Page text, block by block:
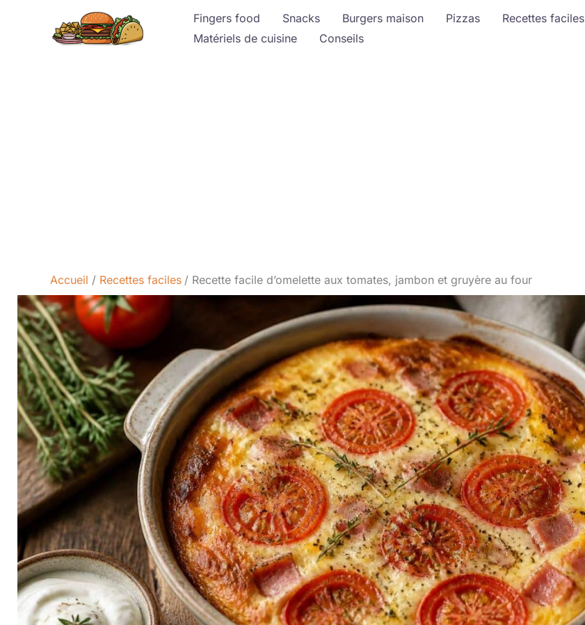
Fingers food Snacks Burgers maison Pizzas Recettes faciles
Matériels de cuisine
Conseils
Accueil Recettes faciles Recette facile d’omelette aux tomates, jambon et gruyère au four